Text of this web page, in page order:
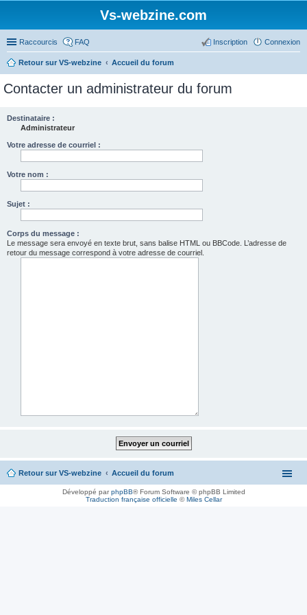
Vs-webzine.com
Raccourcis FAQ Connexion
Inscription
Retour sur VS-webzine Accueil du forum
Contacter un administrateur du forum
Destinataire :
Administrateur
Votre adresse de courriel :
Votre nom :
Sujet :
Corps du message :
Le message sera envoyé en texte brut, sans balise HTML ou BBCode. L’adresse de
retour du message correspond à votre adresse de courriel.
Retour sur VS-webzine Accueil du forum
Développé parphpBB® Forum Software © phpBB Limited
Traduction française officielle ©Miles Cellar